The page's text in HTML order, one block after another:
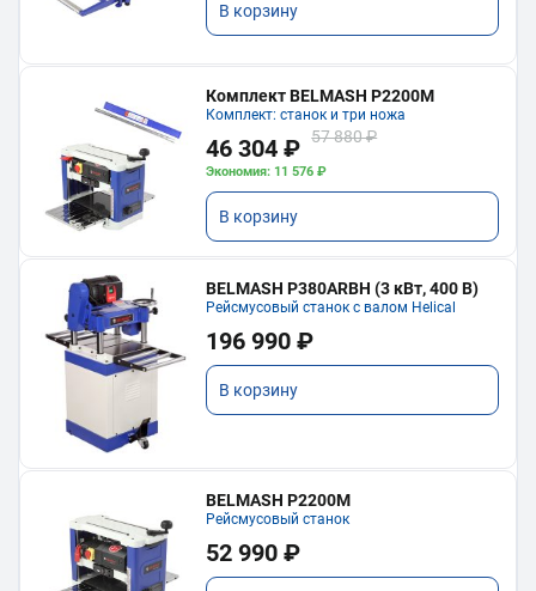
В корзину
Комплект BELMASH P2200M
Комплект: станок и три ножа
46 304 ₽ 57 880 ₽
Экономия: 11 576 ₽
В корзину
BELMASH P380ARBH (3 кВт, 400 В)
Рейсмусовый станок с валом Helical
196 990 ₽
В корзину
BELMASH P2200M
Рейсмусовый станок
52 990 ₽